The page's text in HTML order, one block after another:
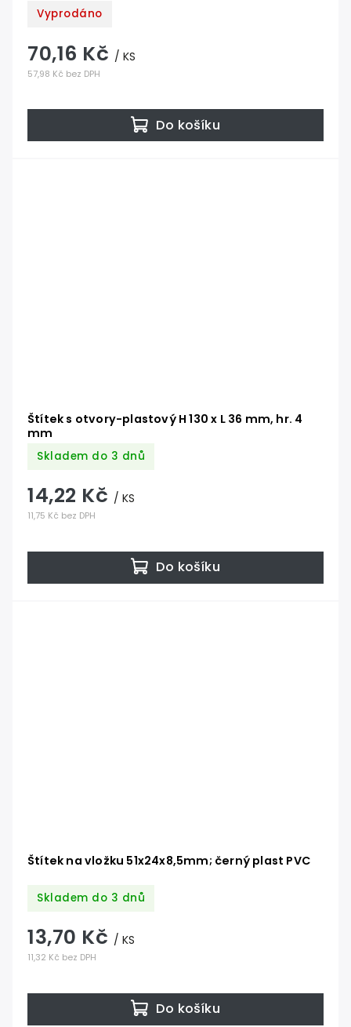
Vyprodáno
57,98 Kč bez DPH
70,16 Kč / KS
Do košíku
Štítek s otvory-plastový H 130 x L 36 mm, hr. 4
mm
Skladem do 3 dnů
11,75 Kč bez DPH
14,22 Kč / KS
Do košíku
Štítek na vložku 51x24x8,5mm; černý plast PVC
Skladem do 3 dnů
11,32 Kč bez DPH
13,70 Kč / KS
Do košíku